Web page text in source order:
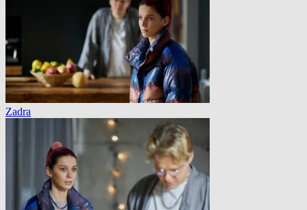
Zadra